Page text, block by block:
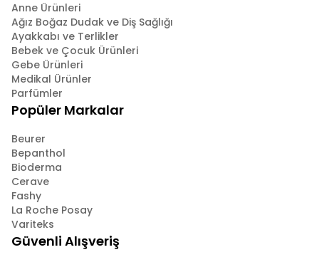
Anne Ürünleri
Ağız Boğaz Dudak ve Diş Sağlığı
Ayakkabı ve Terlikler
Bebek ve Çocuk Ürünleri
Gebe Ürünleri
Medikal Ürünler
Parfümler
Popüler Markalar
Beurer
Bepanthol
Bioderma
Cerave
Fashy
La Roche Posay
Variteks
Güvenli Alışveriş